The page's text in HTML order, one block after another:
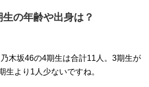
の年齢や出身は？
木坂46の4期生は合計11人。3期生が
生より1人少ないですね。